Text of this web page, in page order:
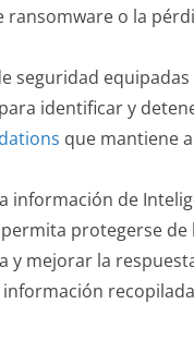
ransomware o la
seguridad
identificar y
que mantiene
información de
protegerse
y mejorar la